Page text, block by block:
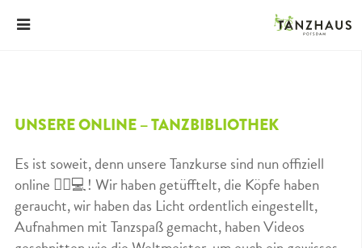
UNSERE ONLINE – TANZBIBLIOTHEK
Es ist soweit, denn unsere Tanzkurse sind nun offiziell
online 👍🏼💻! Wir haben getüfftelt, die Köpfe haben
geraucht, wir haben das Licht ordentlich eingestellt,
Aufnahmen mit Tanzspaß gemacht, haben Videos